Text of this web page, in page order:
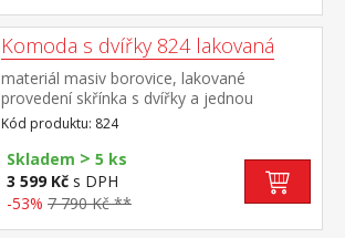
Komoda s dvířky 824 lakovaná
materiál masiv borovice, lakované
provedení skřínka s dvířky a jednou
variabilní policí široká zásuvka s kovovými
pojezdy, hloubka zásuvky 36,5 cm
Kód produktu: 824
Skladem > 5 ks
3 599 Kč s DPH
-53% 7 790 Kč **